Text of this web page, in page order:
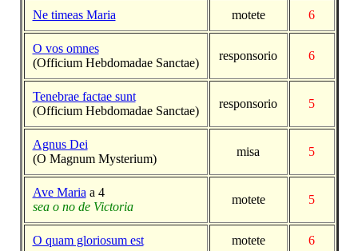
Ne timeas Maria motete 6
O vos omnes
(Officium Hebdomadae Sanctae)
responsorio 6
Tenebrae factae sunt
(Officium Hebdomadae Sanctae)
responsorio 5
Agnus Dei
(O Magnum Mysterium)
misa 5
Ave Maria a 4
sea o no de Victoria
motete 5
O quam gloriosum est motete 6